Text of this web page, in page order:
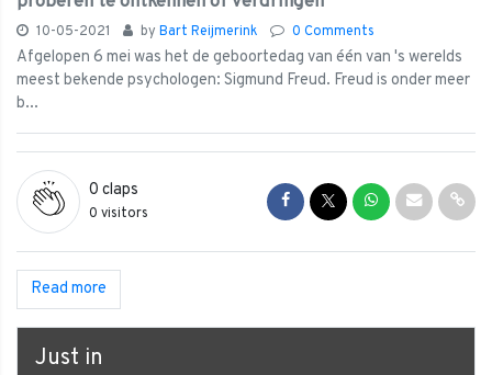
10-05-2021 by Bart Reijmerink 0 Comments
Afgelopen 6 mei was het de geboortedag van één van 's werelds
meest bekende psychologen: Sigmund Freud. Freud is onder meer
b...
0 claps
0 visitors
Share on Facebook
Share on Twitter
Share onShare via
Read more
Just in